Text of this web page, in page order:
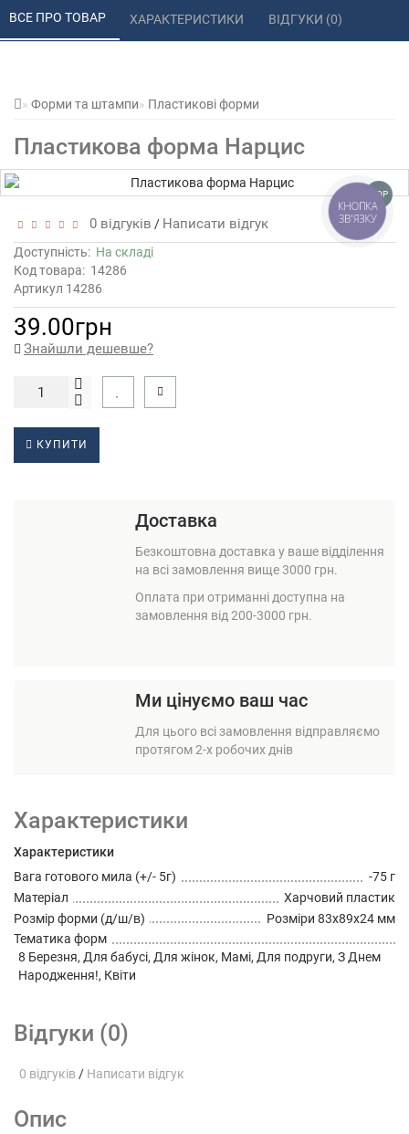
Форми та штампи Пластикові форми
Пластикова форма Нарцис
ВСЕ ПРО ТОВАР ХАРАКТЕРИСТИКИ ВІДГУКИ (0)
TOP
0 відгуків / Написати відгук
Доступність: На складі
Код товара: 14286
Артикул 14286
39.00грн
Знайшли дешевше?
КУПИТИ
Доставка
Безкоштовна доставка у ваше відділення
на всі замовлення вище 3000 грн.
Оплата при отриманні доступна на
замовлення від 200-3000 грн.
Ми цінуємо ваш час
Для цього всі замовлення відправляємо
протягом 2-х робочих днів
Характеристики
Характеристики
Вага готового мила (+/- 5г)
-75 г
Матеріал
Харчовий пластик
Розмір форми (д/ш/в)
Розміри 83х89х24 мм
Тематика форм
8 Березня, Для бабусі, Для жінок, Мамі, Для подруги, З Днем
Народження!, Квіти
Відгуки (0)
0 відгуків / Написати відгук
Опис
КНОПКА
ЗВ'ЯЗКУ